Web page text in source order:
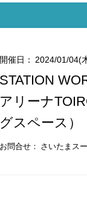
開催日： 2024/01/04(
STATION
アリーナ
グスペース）
お問合せ： さいたまス